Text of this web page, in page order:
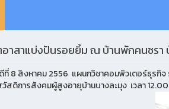
อาสาแบ่งปันรอยยิ้ม ณ บ้านพักคนชรา
8 สิงหาคม 2556 แผนกวิชาคอมพิวเตอร์ธุรกิ
ดิการสังคมผู้สูงอายุบ้านบางละมุง เวลา